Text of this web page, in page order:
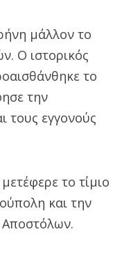
μάλλον το
Ο ιστορικός
το
την
τους εγγονούς
το τίμιο
και την
Αποστόλων.